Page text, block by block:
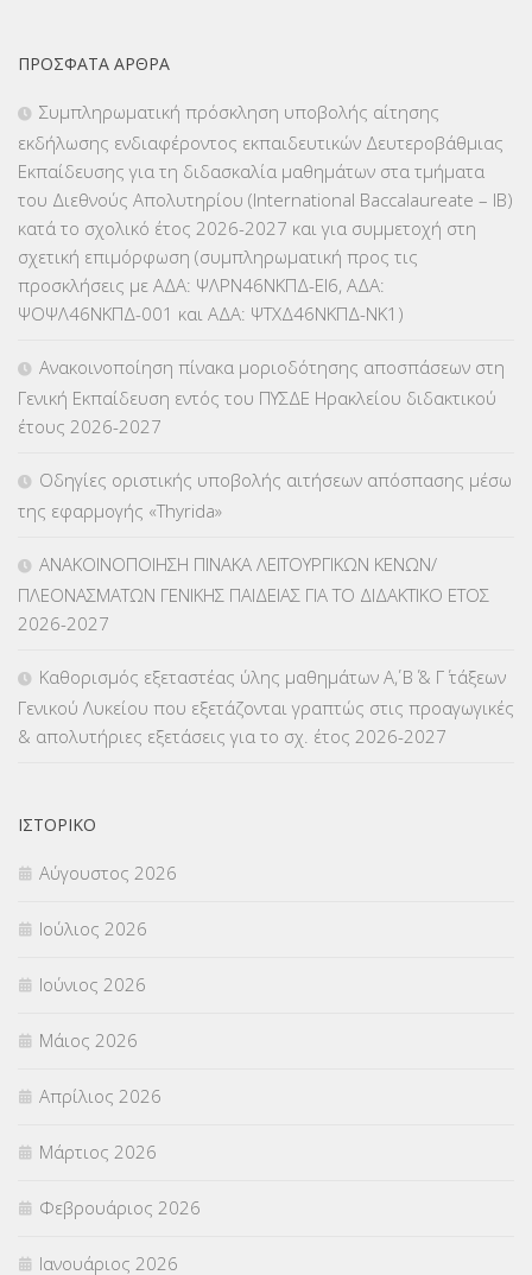
ΕΠΙΜΟΡΦΩΣΗ Τ.Π.Ε.(10)
ΕΥΡΩΠΑΪΚΑ ΠΡΟΓΡΑΜΜΑΤΑ(230)
ΚΕΣΥ (60)
ΚΕΣΥΠ(109)
ΚΠγ – ΚΡΑΤΙΚΟ ΠΙΣΤΟΠΟΙΗΤΙΚΟ ΓΛΩΣΣΟΜΑΘΕΙΑΣ(135)
ΚΠπ- ΚΡΑΤΙΚΟ ΠΙΣΤΟΠΟΙΗΤΙΚΟ ΠΛΗΡΟΦΟΡΙΚΗΣ
ΛΟΙΠΑ(309)
ΜΕΤΑΘΕΣΕΙΣ-ΤΟΠΟΘΕΤΗΣΕΙΣ ΒΕΛΤΙΩΣΕΙΣ(319)
ΜΕΤΑΦΟΡΑ ΜΑΘΗΤΩΝ(3)
ΟΙΚΟΝΟΜΙΚΑ ΘΕΜΑΤΑ
Π.Ε.Κ. ΗΡΑΚΛΕΙΟΥ
ΠΑΝΕΛΛΑΔΙΚΕΣ ΕΞΕΤΑΣΕΙΣ
ΠΡΟΚΗΡΥΞΕΙΣ
ΣΕΜΙΝΑΡΙΑ – ΗΜΕΡΙΔΕΣ
ΣΕΠ(50)
ΣΤΕΛΕΧΗ (360)
ΣΥΜΒΟΥΛΕΥΤΙΚΟΣ ΣΤΑΘΜΟΣ ΝΕΩΝ
ΣΥΝΤΑΞΕΙΣ(12)
ΠΡΌΣΦΑΤΑ ΆΡΘΡΑ
Συμπληρωματική πρόσκληση υποβολής αίτησης
εκδήλωσης ενδιαφέροντος εκπαιδευτικών Δευτεροβάθμιας
Εκπαίδευσης για τη διδασκαλία μαθημάτων στα τμήματα
του Διεθνούς Απολυτηρίου (International Baccalaureate – IB)
κατά το σχολικό έτος 2026-2027 και για συμμετοχή στη
σχετική επιμόρφωση (συμπληρωματική προς τις
προσκλήσεις με ΑΔΑ: ΨΛΡΝ46ΝΚΠΔ-ΕΙ6, ΑΔΑ:
ΨΟΨΛ46ΝΚΠΔ-001 και ΑΔΑ: ΨΤΧΔ46ΝΚΠΔ-ΝΚ1)
Ανακοινοποίηση πίνακα μοριοδότησης αποσπάσεων στη
Γενική Εκπαίδευση εντός του ΠΥΣΔΕ Ηρακλείου διδακτικού
έτους 2026-2027
Οδηγίες οριστικής υποβολής αιτήσεων απόσπασης μέσω
της εφαρμογής «Thyrida»
ΑΝΑΚΟΙΝΟΠΟΙΗΣΗ ΠΙΝΑΚΑ ΛΕΙΤΟΥΡΓΙΚΩΝ ΚΕΝΩΝ/
ΠΛΕΟΝΑΣΜΑΤΩΝ ΓΕΝΙΚΗΣ ΠΑΙΔΕΙΑΣ ΓΙΑ ΤΟ ΔΙΔΑΚΤΙΚΟ ΕΤΟΣ
2026-2027
Καθορισμός εξεταστέας ύλης μαθημάτων Α΄, Β΄ & Γ΄ τάξεων
Γενικού Λυκείου που εξετάζονται γραπτώς στις προαγωγικές
& απολυτήριες εξετάσεις για το σχ. έτος 2026-2027
ΙΣΤΟΡΙΚΌ
Αύγουστος 2026
Ιούλιος 2026
Ιούνιος 2026
Μάιος 2026
Απρίλιος 2026
Μάρτιος 2026
Φεβρουάριος 2026
Ιανουάριος 2026